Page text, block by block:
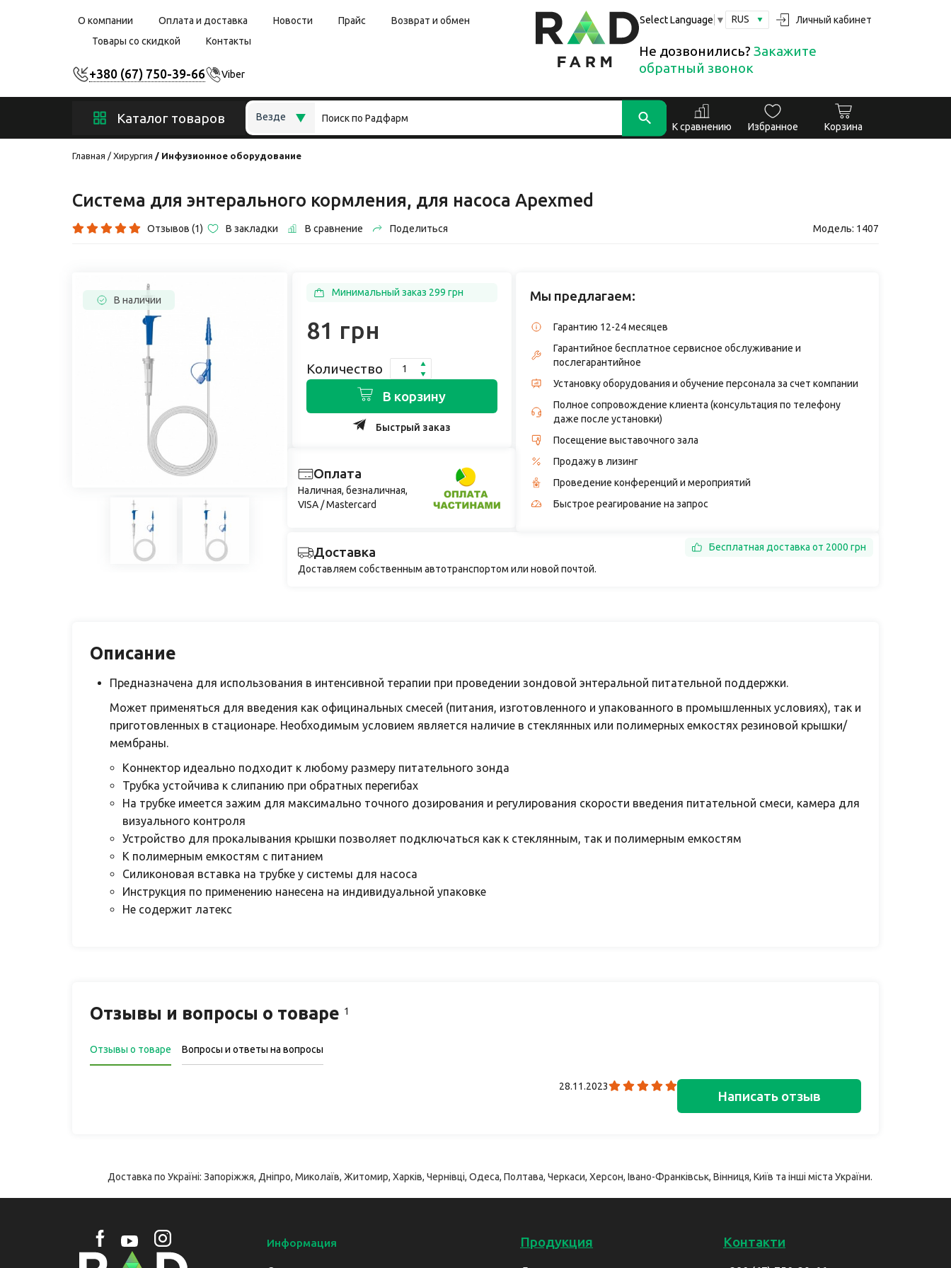
О компании Оплата и доставка Новости Прайс
Возврат и обмен
Товары со скидкой
Контакты
+380 (67) 750-39-66 Viber
Select Language ▼ RUS Личный кабинет
Не дозвонились? Закажите
обратный звонок
Каталог товаров
Везде
К сравнению
Избранное Корзина
Главная Хирургия Инфузионное оборудование
Система для энтерального кормления, для насоса Apexmed
Отзывов (1) В закладки В сравнение Поделиться Модель: 1407
В наличии
Минимальный заказ 299 грн
81 грн
Количество
В корзину
Быстрый заказ
Оплата
Наличная, безналичная,
VISA / Mastercard
Мы предлагаем:
Гарантию 12-24 месяцев
Гарантийное бесплатное сервисное обслуживание и
послегарантийное
Установку оборудования и обучение персонала за счет компании
Полное сопровождение клиента (консультация по телефону
даже после установки)
Посещение выставочного зала
Продажу в лизинг
Проведение конференций и мероприятий
Быстрое реагирование на запрос
Доставка
Доставляем собственным автотранспортом или новой почтой.
Бесплатная доставка от 2000 грн
Описание
Предназначена для использования в интенсивной терапии при проведении зондовой энтеральной питательной поддержки.
Может применяться для введения как официнальных смесей (питания, изготовленного и упакованного в промышленных условиях), так и
приготовленных в стационаре. Необходимым условием является наличие в стеклянных или полимерных емкостях резиновой крышки/
мембраны.
Коннектор идеально подходит к любому размеру питательного зонда
Трубка устойчива к слипанию при обратных перегибах
На трубке имеется зажим для максимально точного дозирования и регулирования скорости введения питательной смеси, камера для
визуального контроля
Устройство для прокалывания крышки позволяет подключаться как к стеклянным, так и полимерным емкостям
К полимерным емкостям с питанием
Силиконовая вставка на трубке у системы для насоса
Инструкция по применению нанесена на индивидуальной упаковке
Не содержит латекс
Отзывы и вопросы о товаре 1
Отзывы о товаре Вопросы и ответы на вопросы
28.11.2023
Написать отзыв
Доставка по Україні: Запоріжжя, Дніпро, Миколаїв, Житомир, Харків, Чернівці, Одеса, Полтава, Черкаси, Херсон, Івано-Франківськ, Вінниця, Київ та інші міста України.
Информация Продукция Контакти